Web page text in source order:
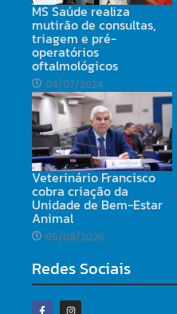
MS Saúde realiza
mutirão de consultas,
triagem e pré-
operatórios
oftalmológicos
04/07/2024
Veterinário Francisco
cobra criação da
Unidade de Bem-Estar
Animal
05/08/2026
Redes Sociais